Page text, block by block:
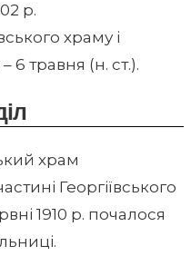
р.
храму і
6 травня (н. ст.).
храм
Георгіївського
1910 р. почалося